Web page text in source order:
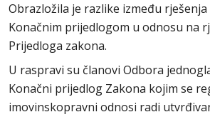
Obrazložila je razlike između
Konačnim prijedlogom u odnosu na
Prijedloga zakona.
U raspravi su članovi Odbora
Konačni prijedlog Zakona kojim se
imovinskopravni odnosi radi